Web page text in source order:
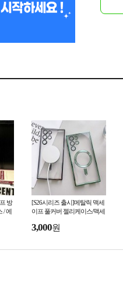
방
/ 에
[S26시리즈 출시]메탈릭 맥세
이프 풀커버 젤리케이스/맥세
울트라 S22울트라
3,000원